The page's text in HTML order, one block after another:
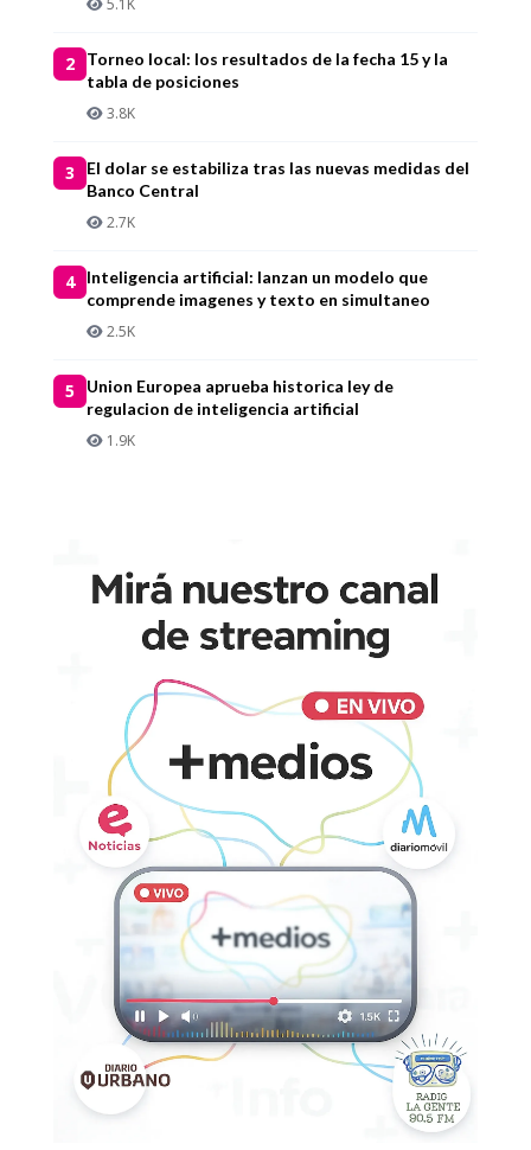
2
Torneo local: los resultados de la fecha 15 y la
tabla de posiciones
3.8K
3
El dolar se estabiliza tras las nuevas medidas del
Banco Central
2.7K
4
Inteligencia artificial: lanzan un modelo que
comprende imagenes y texto en simultaneo
2.5K
5
Union Europea aprueba historica ley de
regulacion de inteligencia artificial
1.9K